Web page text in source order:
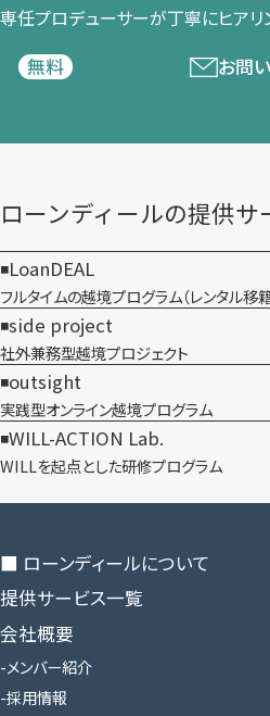
専任プロデューサーが​丁寧に​ヒアリ
無料
お問
ローンディールの​提供サ
LoanDEAL
フルタイムの越境プログラム​（レンタル移籍
side project
社外兼務型​越境プロジェクト
outsight
実践型オンライン​越境プログラム
WILL-ACTION Lab.
WILLを​起点とした​研修プログラム
■ ローンディールに​ついて
提供サービス一覧
会社概要
メンバー紹介
採用情報